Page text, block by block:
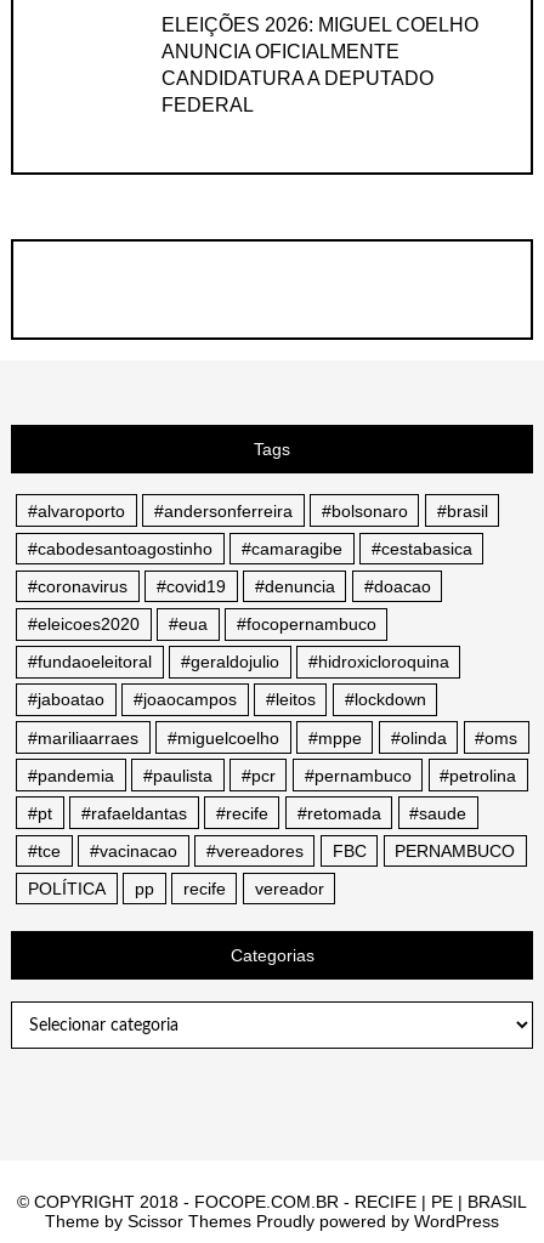
ELEIÇÕES 2026: MIGUEL COELHO
ANUNCIA OFICIALMENTE
CANDIDATURA A DEPUTADO
FEDERAL
Tags
#alvaroporto #andersonferreira #bolsonaro
#brasil
#cabodesantoagostinho
#camaragibe
#cestabasica
#coronavirus
#covid19 #denuncia
#doacao
#eleicoes2020
#eua
#focopernambuco
#fundaoeleitoral
#geraldojulio
#hidroxicloroquina
#jaboatao
#joaocampos #leitos
#lockdown
#mariliaarraes
#miguelcoelho #mppe #olinda
#oms
#pandemia
#paulista #pcr #pernambuco
#petrolina
#pt
#rafaeldantas #recife #retomada
#saude
#tce
#vacinacao #vereadores FBC
PERNAMBUCO
POLÍTICA
pp recife vereador
Categorias
© COPYRIGHT 2018 - FOCOPE.COM.BR - RECIFE | PE | BRASIL
Theme by Scissor Themes Proudly powered by WordPress